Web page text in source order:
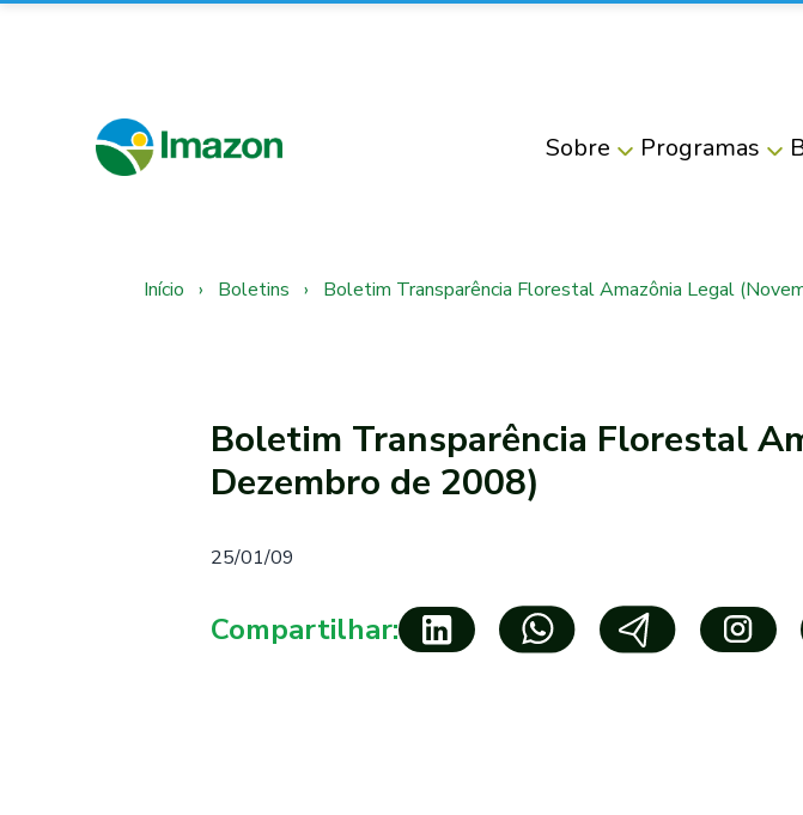
Sobre Programas
Início › Boletins › Boletim Transparência Florestal Amazônia Legal
Boletim Transparência Florestal
Dezembro de 2008)
25/01/09
Compartilhar: